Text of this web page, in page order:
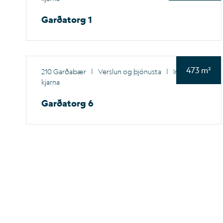
Garðatorg 1
473 m²
210 Garðabær | Verslun og þjónusta |
Innan
kjarna
Garðatorg 6